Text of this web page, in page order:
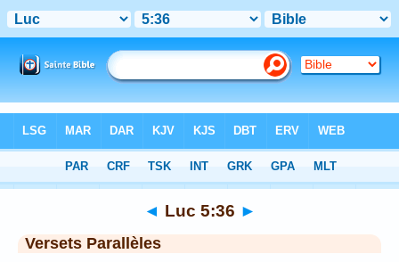
Chapitre 5 > Verset 36
◄ Luc 5:36 ►
Versets Parallèles